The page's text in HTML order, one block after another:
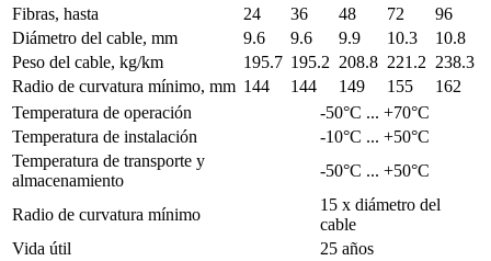
Fibras, hasta
24 36 48 72
96
Diámetro del cable, mm
9.6 9.6 9.9 10.3
10.8
Peso del cable, kg/km
195.7 195.2 208.8 221.2 238.3
Radio de curvatura mínimo, mm 144 144 149 155
162
Temperatura de operación
-50°C ... +70°C
Temperatura de instalación
-10°C ... +50°C
Temperatura de transporte y
almacenamiento
-50°C ... +50°C
Radio de curvatura mínimo
15 x diámetro del
cable
Vida útil
25 años